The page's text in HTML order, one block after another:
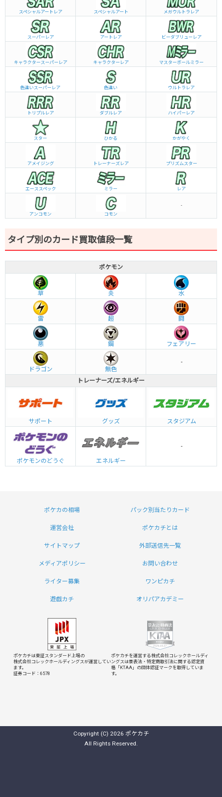
スペシャルアートレア スペシャルアート メガウルトラレア
スーパーレア アートレア ビーダブリュー レア
キャラクタースーパーレア キャラクターレア マスターボールミラー
色違いスーパーレア 色違い ウルトラレア
トリプルレア ダブルレア ハイパーレア
スター ひかる かがやく
アメイジング トレーナーズレア プリズムスター
エーススペック ミラー レア
アンコモン コモン
-
タイプ別のカード買取値段一覧
ポケモン
草 炎 水
雷 超 闘
悪 鋼 フェアリー
ドラゴン 無色
-
トレーナーズ/エネルギー
サポート グッズ スタジアム
ポケモンのどうぐ エネルギー
-
ポケカの相場 パック別当たりカード
運営会社 ポケカチとは
サイトマップ 外部送信先一覧
メディアポリシー お問い合わせ
ライター募集 ワンピカチ
遊戯カチ オリパアカデミー
ポケカチは東証スタンダード上場の
株式会社コレックホールディングスが運営してい
ます。
証券コード：6578
ポケカチを運営する株式会社コレックホールディ
ングスは景表法・特定商取引法に関する認定資
格「KTAA」の団体認証マークを取得していま
す。
Copyright (C) 2026 ポケカチ
All Rights Reserved.